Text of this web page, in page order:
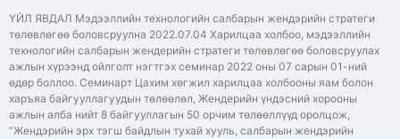
ҮЙЛ ЯВДАЛ Мэдээллийн технологийн салбарын жендэрийн стратеги
төлөвлөгөө боловсруулна 2022.07.04 Харилцаа холбоо, мэдээллийн
технологийн салбарын жендерийн стратеги төлөвлөгөө боловсруулах
ажлын хүрээнд ойлголт нэгтгэх семинар 2022 оны 07 сарын 01-ний
өдөр боллоо. Семинарт Цахим хөгжил харилцаа холбооны яам болон
харъяа байгууллагуудын төлөөлөл, Жендерийн үндэсний хорооны
ажлын алба нийт 8 байгууллагын 50 орчим төлөөллүүд оролцож,
“Жендэрийн эрх тэгш байдлын тухай хууль, салбарын жендэрийн